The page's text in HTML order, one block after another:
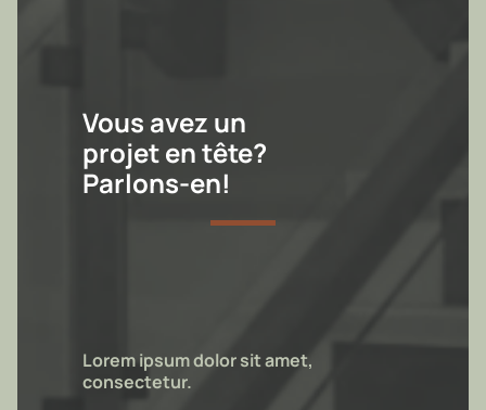
Vous avez un
projet en tête?
Parlons-en!
Lorem ipsum dolor sit amet,
consectetur.